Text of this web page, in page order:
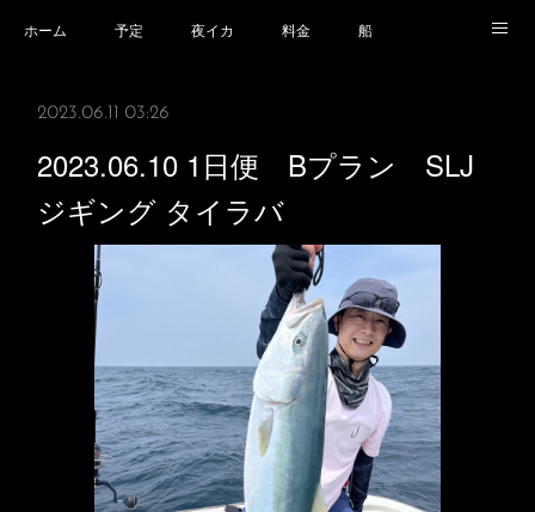
ホーム 予定 夜イカ 料金 船
2023.06.11 03:26
2023.06.10 1日便 Bプラン SLJ
ジギング タイラバ